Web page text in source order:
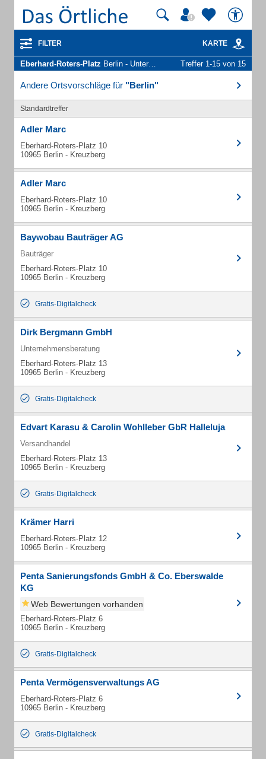
FILTER KARTE
Eberhard-Roters-Platz Berlin - Unternehmen und Personen Treffer 1-15 von 15
Andere Ortsvorschläge für "Berlin"
Standardtreffer
Adler Marc
Eberhard-Roters-Platz 10
10965 Berlin - Kreuzberg
Adler Marc
Eberhard-Roters-Platz 10
10965 Berlin - Kreuzberg
Baywobau Bauträger AG
Bauträger
Eberhard-Roters-Platz 10
10965 Berlin - Kreuzberg
Gratis-Digitalcheck
Dirk Bergmann GmbH
Unternehmensberatung
Eberhard-Roters-Platz 13
10965 Berlin - Kreuzberg
Gratis-Digitalcheck
Edvart Karasu & Carolin Wohlleber GbR Halleluja
Versandhandel
Eberhard-Roters-Platz 13
10965 Berlin - Kreuzberg
Gratis-Digitalcheck
Krämer Harri
Eberhard-Roters-Platz 12
10965 Berlin - Kreuzberg
Penta Sanierungsfonds GmbH & Co. Eberswalde
KG
Web Bewertungen vorhanden
Eberhard-Roters-Platz 6
10965 Berlin - Kreuzberg
Gratis-Digitalcheck
Penta Vermögensverwaltungs AG
Eberhard-Roters-Platz 6
10965 Berlin - Kreuzberg
Gratis-Digitalcheck